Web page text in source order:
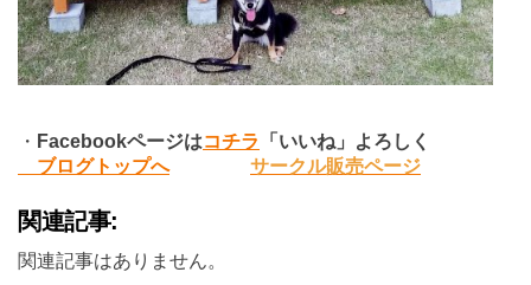
・ Facebookページはコチラ
「いいね」よろしく
ブログトップへ
サークル販売ページ
関連記事:
関連記事はありません。